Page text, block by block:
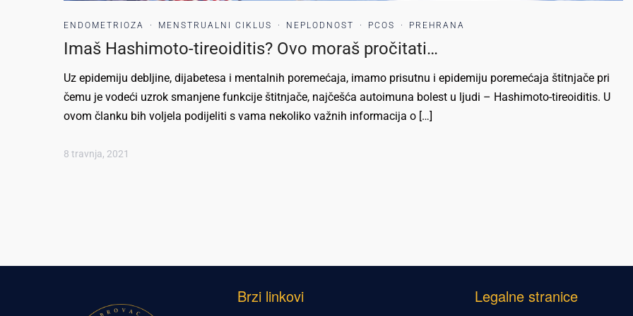
ENDOMETRIOZA · MENSTRUALNI CIKLUS · NEPLODNOST · PCOS · PREHRANA
Imaš Hashimoto-tireoiditis? Ovo moraš pročitati…
Uz epidemiju debljine, dijabetesa i mentalnih poremećaja, imamo prisutnu i epidemiju poremećaja štitnjače pri
čemu je vodeći uzrok smanjene funkcije štitnjače, najčešća autoimuna bolest u ljudi – Hashimoto-tireoiditis. U
ovom članku bih voljela podijeliti s vama nekoliko važnih informacija o […]
8 travnja, 2021
Brzi linkovi Legalne stranice